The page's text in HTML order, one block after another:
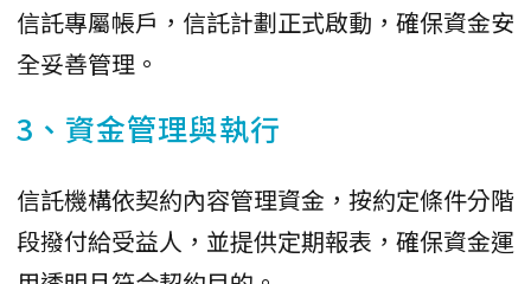
信託專屬帳戶，信託計劃正式啟動，確保資金安
全妥善管理。
3、資金管理與執行
信託機構依契約內容管理資金，按約定條件分階
段撥付給受益人，並提供定期報表，確保資金運